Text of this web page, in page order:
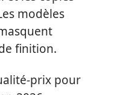
modèles
finition.
prix pour